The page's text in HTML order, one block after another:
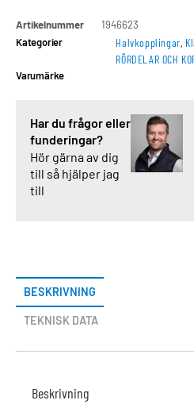
Artikelnummer
1946623
Kategorier
Halvkopplingar,
RÖRDELAR OCH
Varumärke
Har du frågor eller
funderingar?
Hör gärna av dig
till så hjälper jag
till
BESKRIVNING
TEKNISK DATA
Beskrivning